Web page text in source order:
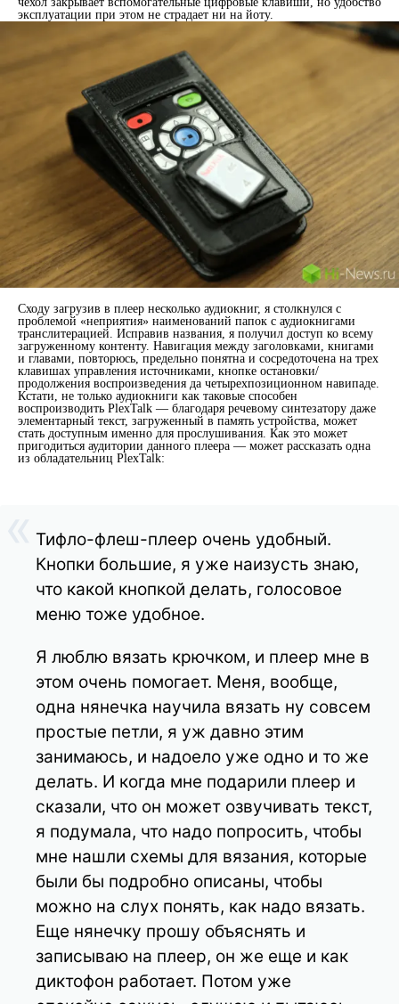
эксплуатации при этом не страдает ни на йоту.
Сходу загрузив в плеер несколько аудиокниг, я столкнулся с
проблемой «неприятия» наименований папок с аудиокнигами
транслитерацией. Исправив названия, я получил доступ ко всему
загруженному контенту. Навигация между заголовками, книгами
и главами, повторюсь, предельно понятна и сосредоточена на трех
клавишах управления источниками, кнопке остановки/
продолжения воспроизведения да четырехпозиционном навипаде.
Кстати, не только аудиокниги как таковые способен
воспроизводить PlexTalk — благодаря речевому синтезатору даже
элементарный текст, загруженный в память устройства, может
стать доступным именно для прослушивания. Как это может
пригодиться аудитории данного плеера — может рассказать одна
из обладательниц PlexTalk:
Тифло-флеш-плеер очень удобный.
Кнопки большие, я уже наизусть знаю,
что какой кнопкой делать, голосовое
меню тоже удобное.
Я люблю вязать крючком, и плеер мне в
этом очень помогает. Меня, вообще,
одна нянечка научила вязать ну совсем
простые петли, я уж давно этим
занимаюсь, и надоело уже одно и то же
делать. И когда мне подарили плеер и
сказали, что он может озвучивать текст,
я подумала, что надо попросить, чтобы
мне нашли схемы для вязания, которые
были бы подробно описаны, чтобы
можно на слух понять, как надо вязать.
Еще нянечку прошу объяснять и
записываю на плеер, он же еще и как
диктофон работает. Потом уже